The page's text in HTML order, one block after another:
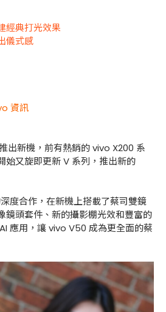
經典打光效果
儀式感
資訊
出新機，前有熱銷的 vivo X200 系
始又旋即更新 V 系列，推出新的
度合作，在新機上搭載了蔡司雙鏡
鏡頭套件、新的攝影棚光效和豐富的
應用，讓 vivo V50 成為更全面的蔡